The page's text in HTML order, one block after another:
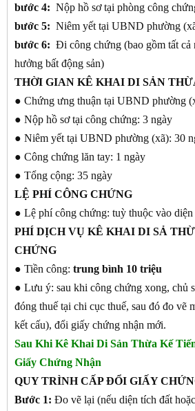
bước 4: Nộp hồ sơ tại phòng công
bước 5: Niêm yết tại UBND phường
bước 6: Đi công chứng (bao gồm tất
hưởng bất động sản)
THỜI GIAN KÊ KHAI DI SẢN
● Chứng ưng thuận tại UBND phường
● Nộp hồ sơ tại công chứng: 3 ngày
● Niêm yết tại UBND phường (xã): 30
● Công chứng lăn tay: 1 ngày
● Tổng cộng: 35 ngày
LỆ PHÍ CÔNG CHỨNG
● Lệ phí công chứng: tuỳ thuộc vào
PHÍ DỊCH VỤ KÊ KHAI DI SẢ
CHỨNG
● Tiền công: trung bình 10 triệu
● Lưu ý: sau khi công chứng xong, chủ
đóng thuế tại chi cục thuế, sau đó đo vẽ
kết cấu), đổi giấy chứng nhận mới.
Sau Khi Kê Khai Di Sản Thừa Kế
Giấy Chứng Nhận
QUY TRÌNH CẤP ĐỔI GIẤY
Bước 1: Đo vẽ lại (nếu diện tích đất